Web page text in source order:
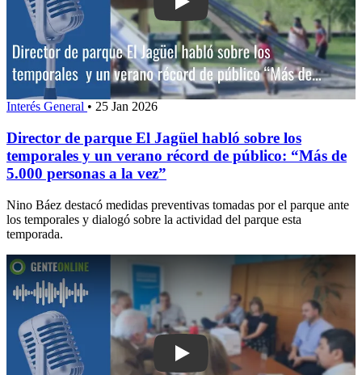
Interés General • 25 Jan 2026
Director de parque El Jagüel habló sobre los
temporales y un verano récord de público: “Más de
5.000 personas a la vez”
Nino Báez destacó medidas preventivas tomadas por el parque ante
los temporales y dialogó sobre la actividad del parque esta
temporada.
Play: OSE anunció futura licitación